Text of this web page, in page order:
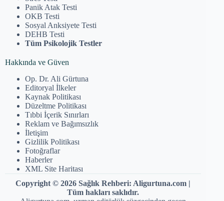
Panik Atak Testi
OKB Testi
Sosyal Anksiyete Testi
DEHB Testi
Tüm Psikolojik Testler
Hakkında ve Güven
Op. Dr. Ali Gürtuna
Editoryal İlkeler
Kaynak Politikası
Düzeltme Politikası
Tıbbi İçerik Sınırları
Reklam ve Bağımsızlık
İletişim
Gizlilik Politikası
Fotoğraflar
Haberler
XML Site Haritası
Copyright © 2026 Sağlık Rehberi: Aligurtuna.com |
Tüm hakları saklıdır.